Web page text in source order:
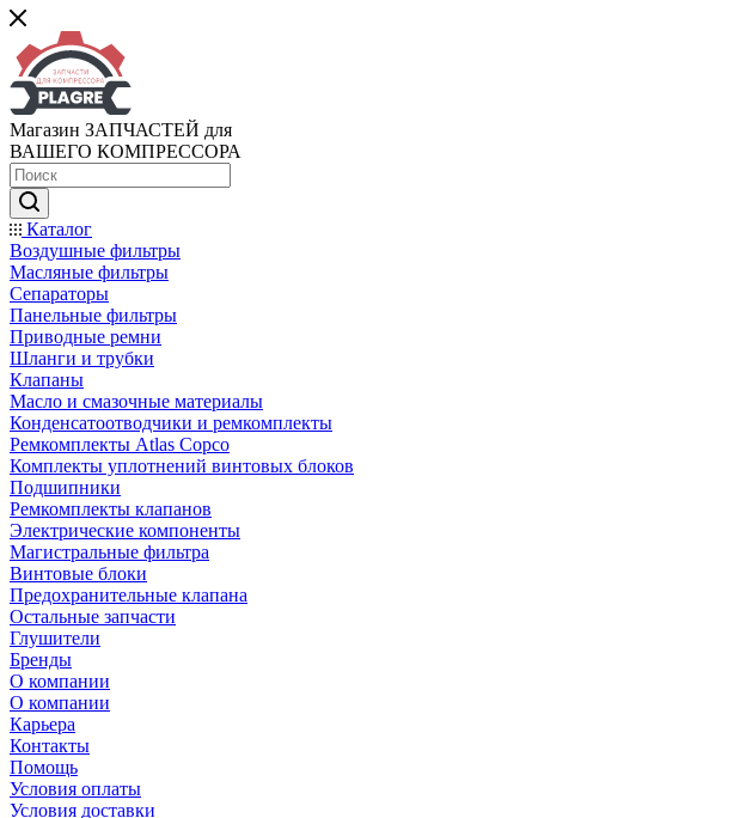
Магазин ЗАПЧАСТЕЙ для
ВАШЕГО КОМПРЕССОРА
Каталог
Воздушные фильтры
Масляные фильтры
Сепараторы
Панельные фильтры
Приводные ремни
Шланги и трубки
Клапаны
Масло и смазочные материалы
Конденсатоотводчики и ремкомплекты
Ремкомплекты Atlas Copco
Комплекты уплотнений винтовых блоков
Подшипники
Ремкомплекты клапанов
Электрические компоненты
Магистральные фильтра
Винтовые блоки
Предохранительные клапана
Остальные запчасти
Глушители
Бренды
О компании
О компании
Карьера
Контакты
Помощь
Условия оплаты
Условия доставки